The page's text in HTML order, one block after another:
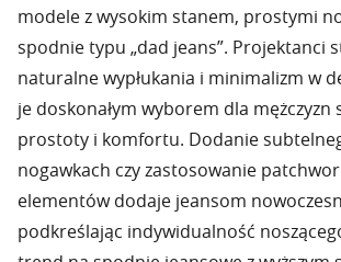
modele z wysokim stanem, prostymi
spodnie typu „dad jeans”. Projektanci
naturalne wypłukania i minimalizm w
je doskonałym wyborem dla mężczyzn
prostoty i komfortu. Dodanie
nogawkach czy zastosowanie
elementów dodaje jeansom
podkreślając indywidualność